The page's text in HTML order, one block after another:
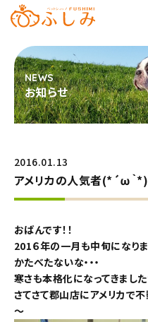
お知らせ
2016.01.13
アメリカの人気者(*´ω｀*)
おばんです！！
201６年の一月も中旬になりま
かたべたないな・・・
寒さも本格化になってきました
さてさて郡山店にアメリカで
～